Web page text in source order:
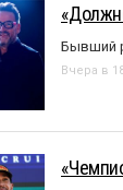
Бывший
Вчера в